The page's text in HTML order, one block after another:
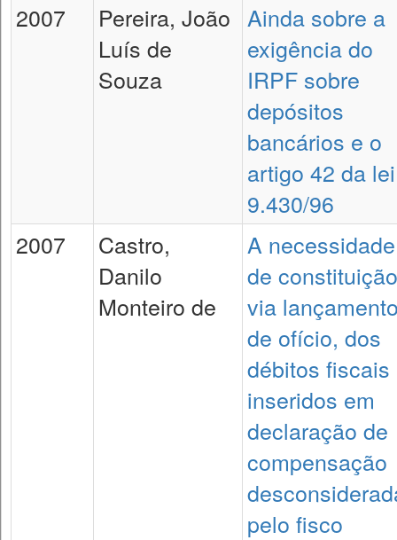
2007
Pereira, João
Luís de
Souza
Ainda sobre a
exigência do
IRPF sobre
depósitos
bancários e o
artigo 42 da
9.430/96
2007
Castro,
Danilo
Monteiro de
A necessidade
de
via
de ofício, dos
débitos fiscais
inseridos em
declaração de
compensação
pelo fisco